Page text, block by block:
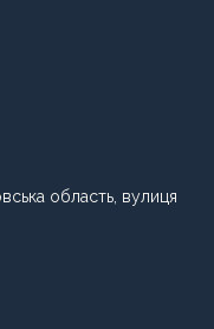
область, вулиця